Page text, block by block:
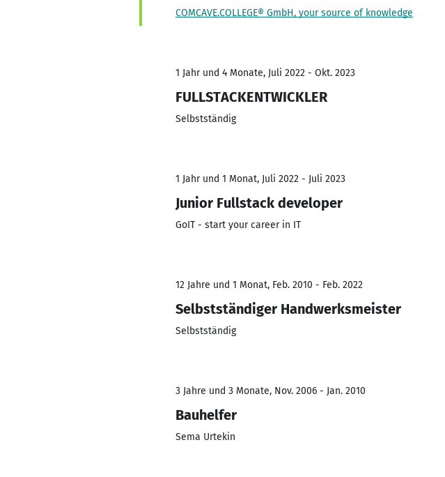
COMCAVE.COLLEGE® GmbH, your source of knowledge
1 Jahr und 4 Monate, Juli 2022 - Okt. 2023
FULLSTACKENTWICKLER
Selbstständig
1 Jahr und 1 Monat, Juli 2022 - Juli 2023
Junior Fullstack developer
GoIT - start your career in IT
12 Jahre und 1 Monat, Feb. 2010 - Feb. 2022
Selbstständiger Handwerksmeister
Selbstständig
3 Jahre und 3 Monate, Nov. 2006 - Jan. 2010
Bauhelfer
Sema Urtekin